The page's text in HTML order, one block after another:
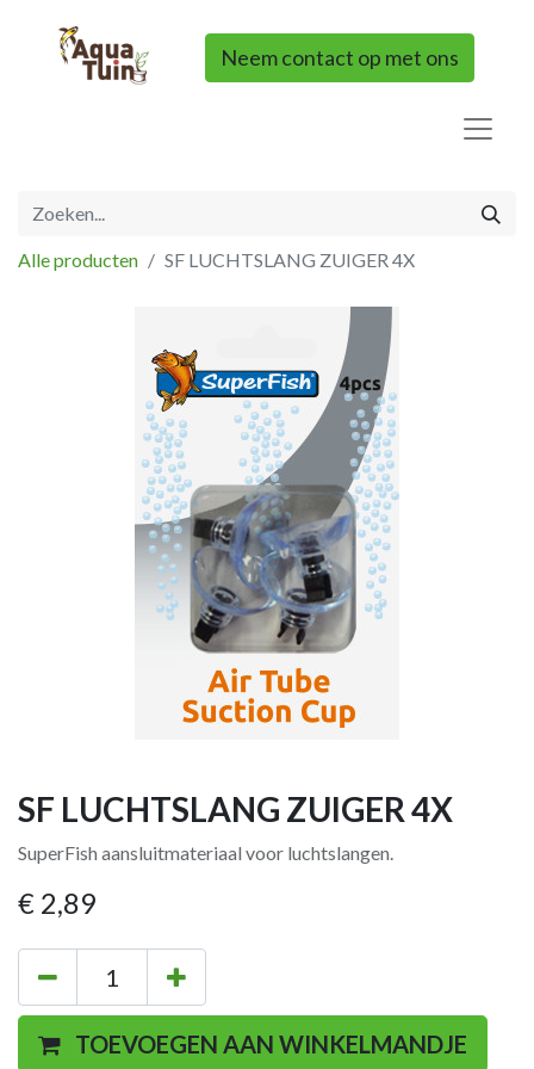
Neem contact op met ons
Alle producten SF LUCHTSLANG ZUIGER 4X
SF LUCHTSLANG ZUIGER 4X
SuperFish aansluitmateriaal voor luchtslangen.
€ 2,89
TOEVOEGEN AAN WINKELMANDJE